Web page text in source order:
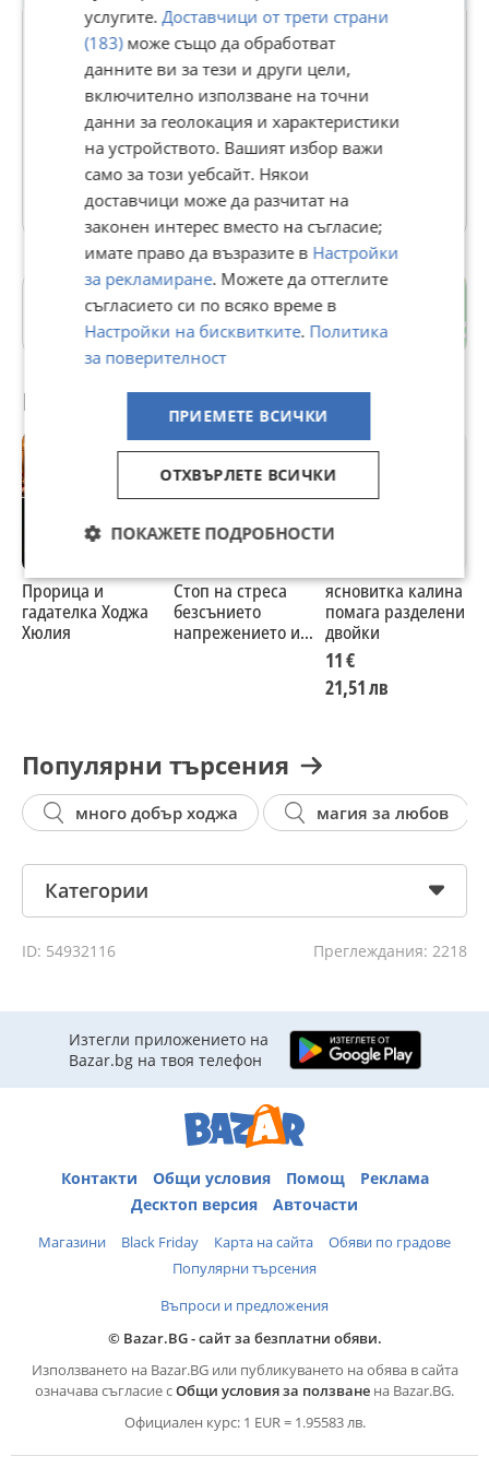
Потребител 4857405
В Bazar.BG от 15 юни 2026г.
Последно активен 06 август в 14:52 ч.
Еверест
гр. Шумен
Препоръчани за теб
Прорица и
гадателка Ходжа
Хюлия
Стоп на стреса
безсънието
напрежението и
ясновитка калина
помага разделени
двойки
11 €
21,51 лв
Популярни търсения
много добър ходжа магия за любов
Категории
ID: 54932116 Преглеждания: 2218
Изтегли приложението на
Bazar.bg на твоя телефон
Контакти Общи условия Помощ
Реклама
Десктоп версия
Авточасти
Магазини Black Friday Карта на сайта
Обяви по градове
Популярни търсения
Въпроси и предложения
© Bazar.BG - сайт за безплатни обяви.
Използването на Bazar.BG или публикуването на обява в сайта
означава съгласие сОбщи условия за ползване на Bazar.BG.
Официален курс: 1 EUR = 1.95583 лв.
услугите. Доставчици от трети страни
(183)може също да обработват
данните ви за тези и други цели,
включително използване на точни
данни за геолокация и характеристики
на устройството. Вашият избор важи
само за този уебсайт. Някои
доставчици може да разчитат на
законен интерес вместо на съгласие;
имате право да възразите в Настройки
за рекламиране. Можете да оттеглите
съгласието си по всяко време в
Настройки на бисквитките. Политика
за поверителност
ПРИЕМЕТЕ ВСИЧКИ
ОТХВЪРЛЕТЕ ВСИЧКИ
ПОКАЖЕТЕ ПОДРОБНОСТИ